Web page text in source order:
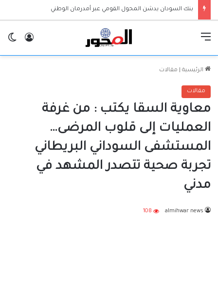
بنك السودان يدشن المحول القومي عبر أمدرمان الوطني
الرئيسية مقالات
مقالات
معاوية السقا يكتب : من غرفة
العمليات إلى قلوب المرضى…
المستشفى السوداني البريطاني
تجربة صحية تتصدر المشهد في
مدني
almihwar news
108